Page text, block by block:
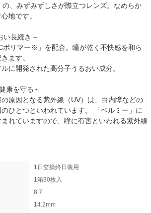
、みずみずしさが際立つレンズ。なめらか
地です。
い長続き～
ポリマー※」を配合。瞳が乾く不快感を和ら
ます。
に開発された高分子うるおい成分。
康を守る～
原因となる紫外線（UV）は、白内障などの
ひとつといわれています。 「ベルミー」に
れていますので、瞳に有害といわれる紫外線
1日交換終日装用
1箱30枚入
8.7
14.2mm